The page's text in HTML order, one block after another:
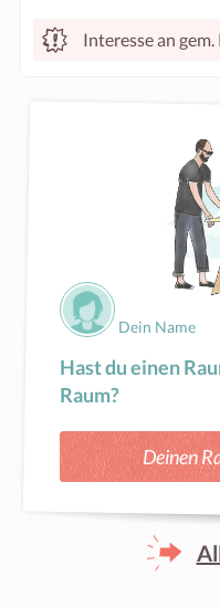
Interesse an
Dein Name
Hast du einen
Raum?
Deinen